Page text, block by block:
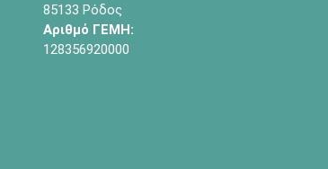
85133 Ρόδος
Αριθμό ΓΕΜΗ:
128356920000